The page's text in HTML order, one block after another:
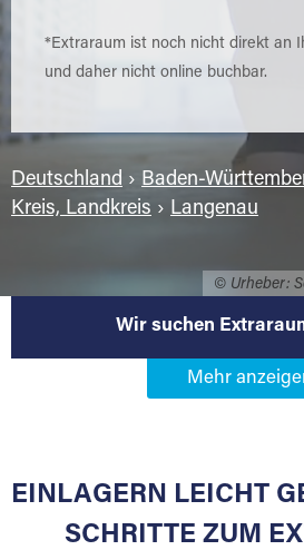
© Urheber:
*Extraraum ist noch nicht direkt an
und daher nicht online buchbar.
Deutschland › Baden-
Kreis, Landkreis › Langenau
Wir suchen
Werden Sie
Sie bieten Kunden
für die Einlagerung von
EINLAGERN LEICHT
SCHRITTE ZUM